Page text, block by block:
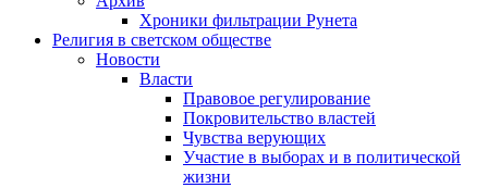
Хроники фильтрации Рунета
Религия в светском обществе
Новости
Власти
Правовое регулирование
Покровительство властей
Чувства верующих
Участие в выборах и в политической
жизни